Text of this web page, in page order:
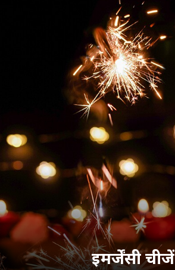
इमर्जेंसी चीजें